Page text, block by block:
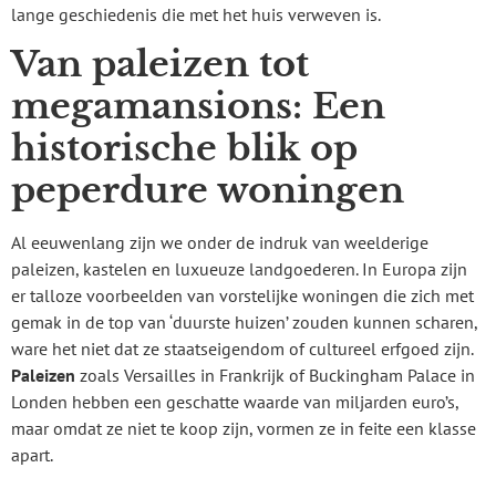
lange geschiedenis die met het huis verweven is.
Van paleizen tot
megamansions: Een
historische blik op
peperdure woningen
Al eeuwenlang zijn we onder de indruk van weelderige
paleizen, kastelen en luxueuze landgoederen. In Europa zijn
er talloze voorbeelden van vorstelijke woningen die zich met
gemak in de top van ‘duurste huizen’ zouden kunnen scharen,
ware het niet dat ze staatseigendom of cultureel erfgoed zijn.
Paleizen zoals Versailles in Frankrijk of Buckingham Palace in
Londen hebben een geschatte waarde van miljarden euro’s,
maar omdat ze niet te koop zijn, vormen ze in feite een klasse
apart.